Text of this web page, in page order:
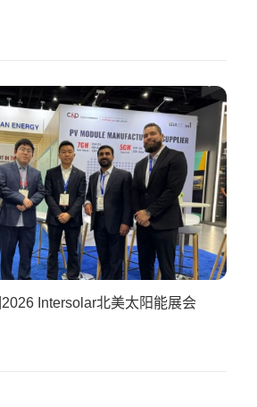
Intersolar北美太阳能展会